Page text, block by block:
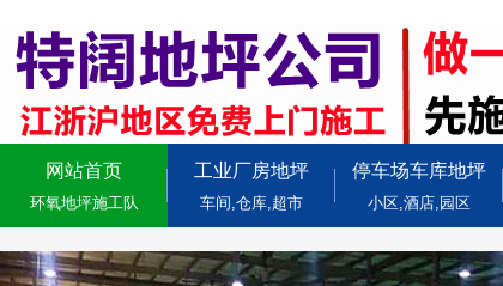
网站首页
环氧地坪施工队
工业厂房地坪
车间,仓库,超市
停车场车库地坪
小区,酒店,园区